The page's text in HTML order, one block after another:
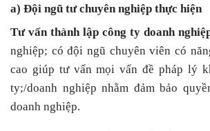
a) Đội ngũ tư chuyên nghiệp thực hiện
Tư vấn thành lập công ty doanh
nghiệp; có đội ngũ chuyên viên có
cao giúp tư vấn mọi vấn đề pháp lý
ty;/doanh nghiệp nhằm đảm bảo
doanh nghiệp.